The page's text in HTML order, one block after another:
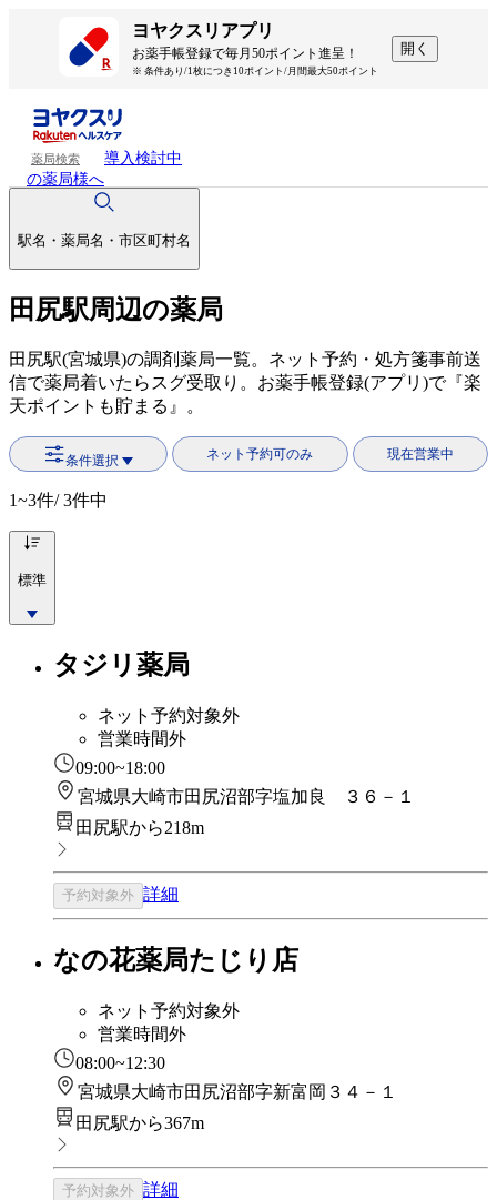
ヨヤクスリアプリ
お薬手帳登録で毎月50ポイント進呈！
※ 条件あり/1枚につき10ポイント/月間最大50ポイント
開く
薬局検索
導入検討中
の薬局様へ
駅名・薬局名・市区町村名
田尻駅周辺の薬局
田尻駅(宮城県)の調剤薬局一覧。ネット予約・処方箋事前送
信で薬局着いたらスグ受取り。お薬手帳登録(アプリ)で『楽
天ポイントも貯まる』。
条件選択 ネット予約可のみ 現在営業中
1~3件/ 3件中
標準
タジリ薬局
ネット予約対象外
営業時間外
09:00~18:00
宮城県大崎市田尻沼部字塩加良 ３６－１
田尻駅から218m
予約対象外 詳細
なの花薬局たじり店
ネット予約対象外
営業時間外
08:00~12:30
宮城県大崎市田尻沼部字新富岡３４－１
田尻駅から367m
予約対象外 詳細